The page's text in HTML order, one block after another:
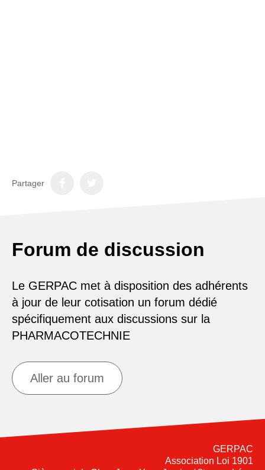
Partager
Forum de discussion
Le GERPAC met à disposition des adhérents
à jour de leur cotisation un forum dédié
spécifiquement aux discussions sur la
PHARMACOTECHNIE
Aller au forum
GERPAC
Association Loi 1901